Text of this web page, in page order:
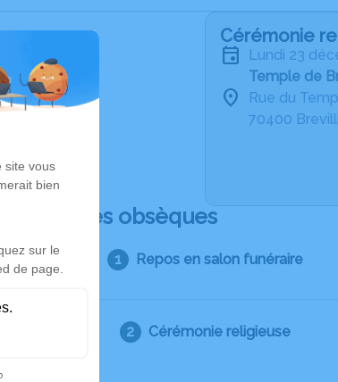
Cérémonie
lundi 23
Temple de
Rue du
70400
Déroulé des obsèques
Repos en salon funéraire
Cérémonie religieuse